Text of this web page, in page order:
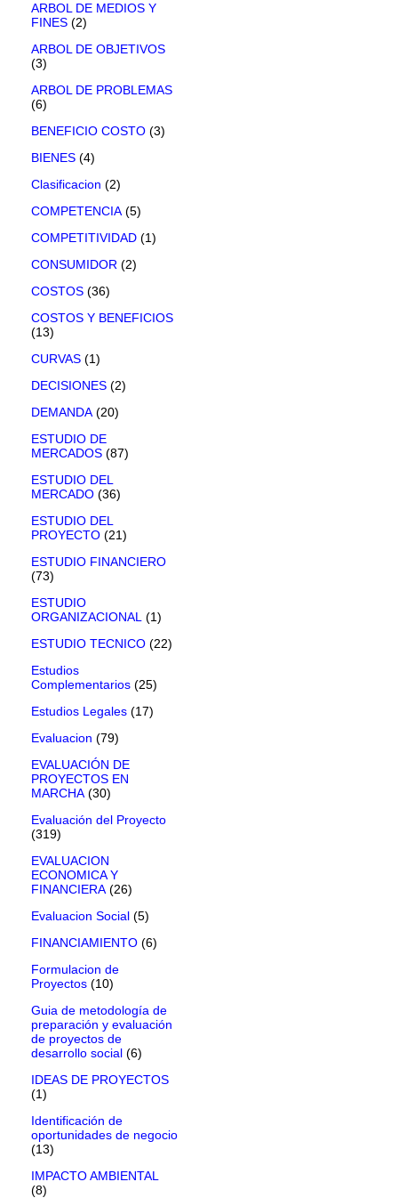
ARBOL DE MEDIOS Y
FINES (2)
ARBOL DE OBJETIVOS
(3)
ARBOL DE PROBLEMAS
(6)
BENEFICIO COSTO (3)
BIENES (4)
Clasificacion (2)
COMPETENCIA (5)
COMPETITIVIDAD (1)
CONSUMIDOR (2)
COSTOS (36)
COSTOS Y BENEFICIOS
(13)
CURVAS (1)
DECISIONES (2)
DEMANDA (20)
ESTUDIO DE
MERCADOS (87)
ESTUDIO DEL
MERCADO (36)
ESTUDIO DEL
PROYECTO (21)
ESTUDIO FINANCIERO
(73)
ESTUDIO
ORGANIZACIONAL (1)
ESTUDIO TECNICO (22)
Estudios
Complementarios (25)
Estudios Legales (17)
Evaluacion (79)
EVALUACIÓN DE
PROYECTOS EN
MARCHA (30)
Evaluación del Proyecto
(319)
EVALUACION
ECONOMICA Y
FINANCIERA (26)
Evaluacion Social (5)
FINANCIAMIENTO (6)
Formulacion de
Proyectos (10)
Guia de metodología de
preparación y evaluación
de proyectos de
desarrollo social (6)
IDEAS DE PROYECTOS
(1)
Identificación de
oportunidades de negocio
(13)
IMPACTO AMBIENTAL
(8)